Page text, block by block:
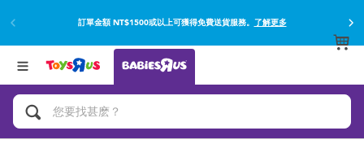
訂單金額 NT$1500或以上可獲得免費送貨服務。 了解更多
網上購買並使用門市取貨在店內取貨。
分類目錄
遊戲及活動
嬰兒專用禮品
品牌
查看所有